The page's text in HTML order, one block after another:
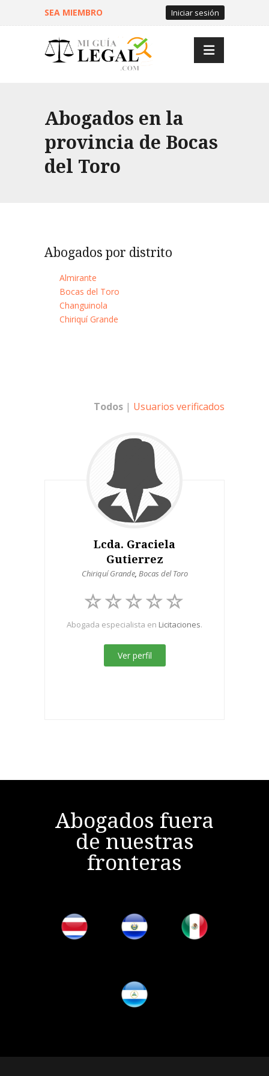
SEA MIEMBRO Iniciar sesión
Abogados en la
provincia de Bocas
del Toro
Abogados por distrito
Almirante
Bocas del Toro
Changuinola
Chiriquí Grande
Todos | Usuarios verificados
Lcda. Graciela
Gutierrez
Chiriquí Grande, Bocas del Toro
Abogada especialista en Licitaciones.
Ver perfil
Abogados fuera
de nuestras
fronteras